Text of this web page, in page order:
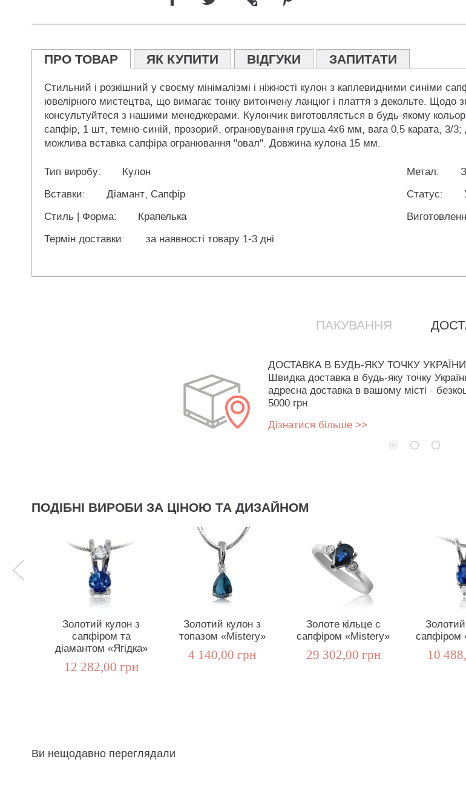
ПРО ТОВАР ЯК КУПИТИ ВІДГУКИ ЗАПИТАТИ
Стильний і розкішний у своєму мінімалізмі і ніжності кулон з каплевидними синіми
ювелірного мистецтва, що вимагає тонку витончену ланцюг і плаття з декольте. Щодо
консультуйтеся з нашими менеджерами. Кулончик виготовляється в будь-якому
сапфір, 1 шт, темно-синій, прозорий, ограновування груша 4х6 мм, вага 0,5 карата, 3/
можлива вставка сапфіра огранювання "овал". Довжина кулона 15 мм.
Тип виробу: Кулон Метал:
Вставки:
Діамант, Сапфір Статус:
Стиль | Форма:
Крапелька
Термін доставки:
за наявності товару 1-3 дні
ПАКУВАННЯ
ДОСТАВКА В БУДЬ-ЯКУ ТОЧКУ УКРАЇНИ
Швидка доставка в будь-яку точку
адресна доставка в вашому місті -
5000 грн.
Дізнатися більше >>
ПОДІБНІ ВИРОБИ ЗА ЦІНОЮ ТА ДИЗАЙНОМ
Золотий кулон з
сапфіром та
діамантом «Ягідка»
12 282,00 грн
Золотий кулон з
топазом «Mistery»
4 140,00 грн
Золоте кільце c
сапфіром «Mistery»
29 302,00 грн
сапфіром
10
Ви нещодавно переглядали